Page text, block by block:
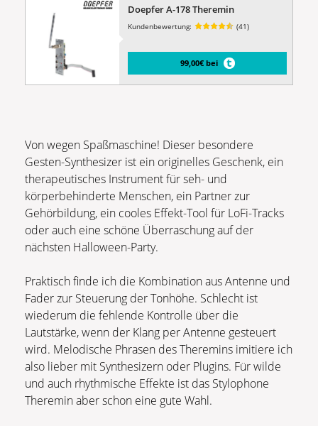
Doepfer A-178 Theremin
Kundenbewertung: (41)
99,00€ bei
Von wegen Spaßmaschine! Dieser besondere
Gesten-Synthesizer ist ein originelles Geschenk, ein
therapeutisches Instrument für seh- und
körperbehinderte Menschen, ein Partner zur
Gehörbildung, ein cooles Effekt-Tool für LoFi-Tracks
oder auch eine schöne Überraschung auf der
nächsten Halloween-Party.
Praktisch finde ich die Kombination aus Antenne und
Fader zur Steuerung der Tonhöhe. Schlecht ist
wiederum die fehlende Kontrolle über die
Lautstärke, wenn der Klang per Antenne gesteuert
wird. Melodische Phrasen des Theremins imitiere ich
also lieber mit Synthesizern oder Plugins. Für wilde
und auch rhythmische Effekte ist das Stylophone
Theremin aber schon eine gute Wahl.